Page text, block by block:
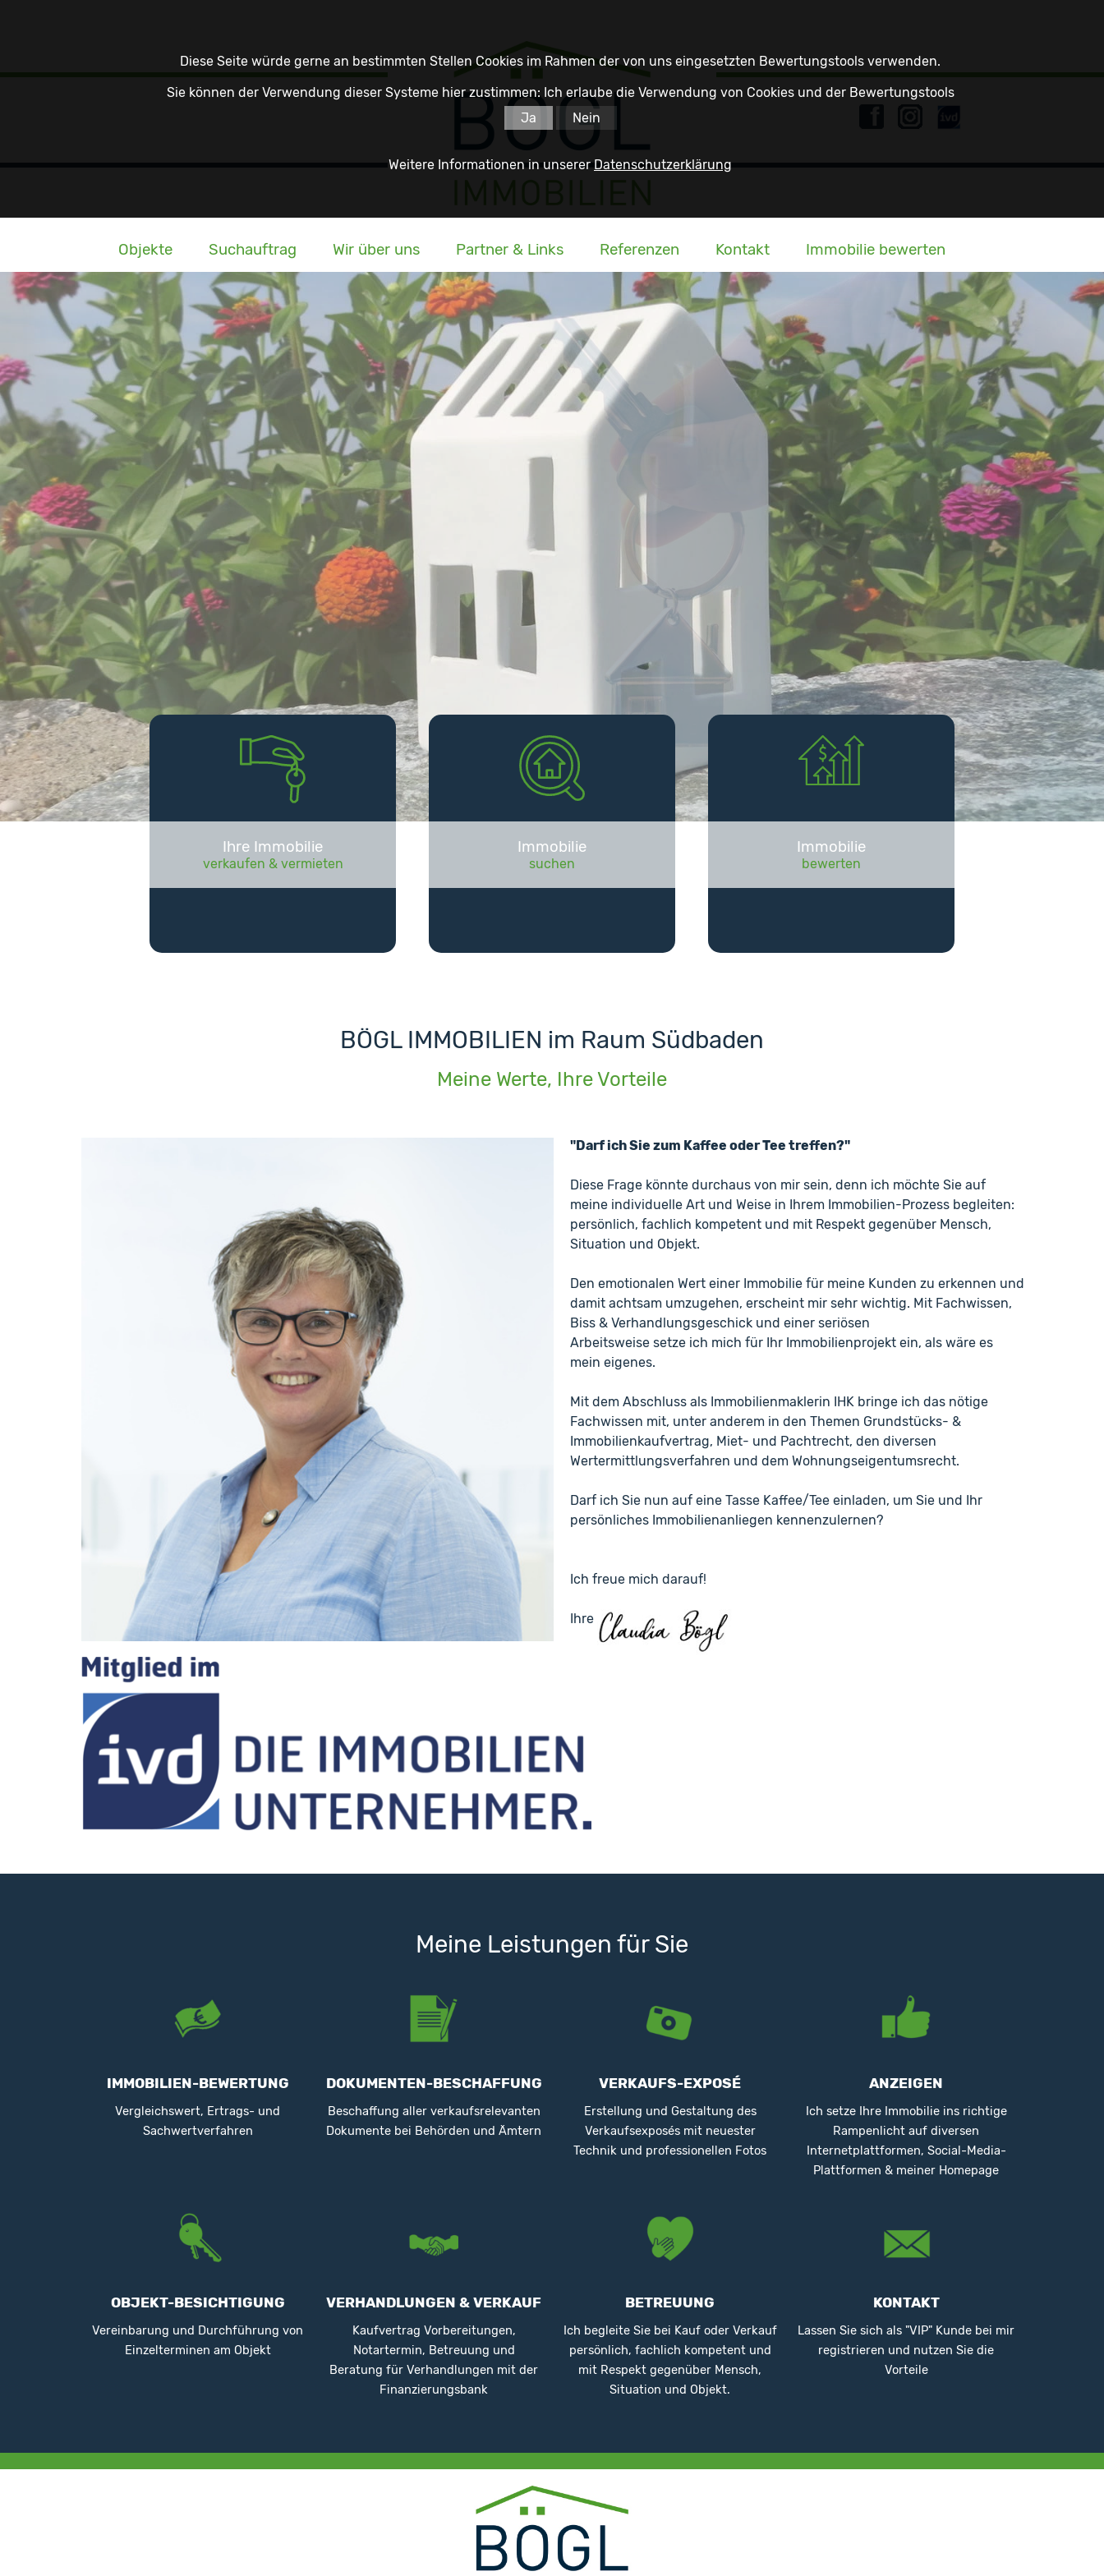
Objekte Suchauftrag Wir über uns Partner & Links Referenzen Kontakt Immobilie bewerten
Ihre Immobilie
verkaufen & vermieten
Immobilie
suchen
Immobilie
bewerten
BÖGL IMMOBILIEN im Raum Südbaden
Meine Werte, Ihre Vorteile
"Darf ich Sie zum Kaffee oder Tee treffen?"
Diese Frage könnte durchaus von mir sein, denn ich möchte Sie auf
meine individuelle Art und Weise in Ihrem Immobilien-Prozess begleiten:
persönlich, fachlich kompetent und mit Respekt gegenüber Mensch,
Situation und Objekt.
Den emotionalen Wert einer Immobilie für meine Kunden zu erkennen und
damit achtsam umzugehen, erscheint mir sehr wichtig. Mit Fachwissen,
Biss & Verhandlungsgeschick und einer seriösen
Arbeitsweise setze ich mich für Ihr Immobilienprojekt ein, als wäre es
mein eigenes.
Mit dem Abschluss als Immobilienmaklerin IHK bringe ich das nötige
Fachwissen mit, unter anderem in den Themen Grundstücks- &
Immobilienkaufvertrag, Miet- und Pachtrecht, den diversen
Wertermittlungsverfahren und dem Wohnungseigentumsrecht.
Darf ich Sie nun auf eine Tasse Kaffee/Tee einladen, um Sie und Ihr
persönliches Immobilienanliegen kennenzulernen?
Ich freue mich darauf!
Ihre
Meine Leistungen für Sie
IMMOBILIEN-BEWERTUNG
Vergleichswert, Ertrags- und
Sachwertverfahren
DOKUMENTEN-BESCHAFFUNG
Beschaffung aller verkaufsrelevanten
Dokumente bei Behörden und Ämtern
VERKAUFS-EXPOSÉ
Erstellung und Gestaltung des
Verkaufsexposés mit neuester
Technik und professionellen Fotos
ANZEIGEN
Ich setze Ihre Immobilie ins richtige
Rampenlicht auf diversen
Internetplattformen, Social-Media-
Plattformen & meiner Homepage
OBJEKT-BESICHTIGUNG
Vereinbarung und Durchführung von
Einzelterminen am Objekt
VERHANDLUNGEN & VERKAUF
Kaufvertrag Vorbereitungen,
Notartermin, Betreuung und
Beratung für Verhandlungen mit der
Finanzierungsbank
BETREUUNG
Ich begleite Sie bei Kauf oder Verkauf
persönlich, fachlich kompetent und
mit Respekt gegenüber Mensch,
Situation und Objekt.
KONTAKT
Lassen Sie sich als "VIP" Kunde bei mir
registrieren und nutzen Sie die
Vorteile
Diese Seite würde gerne an bestimmten Stellen Cookies im Rahmen der von uns eingesetzten Bewertungstools verwenden.
Sie können der Verwendung dieser Systeme hier zustimmen: Ich erlaube die Verwendung von Cookies und der Bewertungstools
Ja
Nein
Weitere Informationen in unsererDatenschutzerklärung